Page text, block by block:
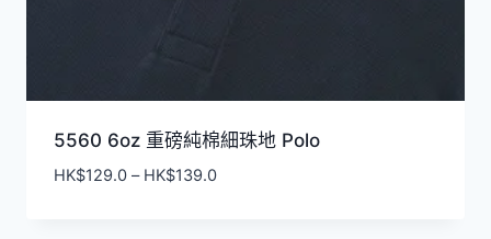
5560 6oz 重磅純棉細珠地 Polo
HK$129.0 – HK$139.0價